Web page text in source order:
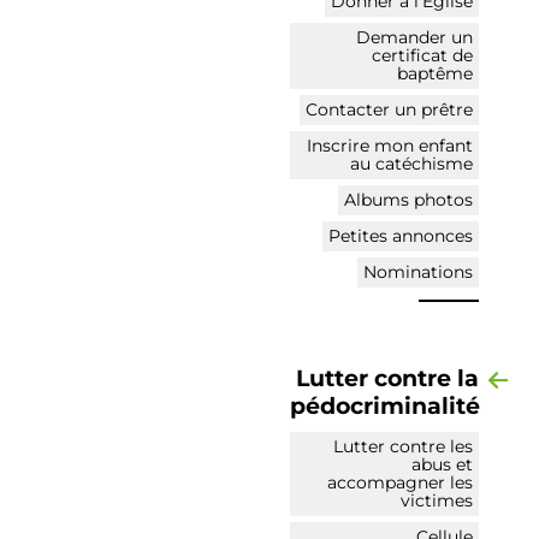
Demander un
certificat de
baptême
Contacter un prêtre
Inscrire mon enfant
au catéchisme
Albums photos
Petites annonces
Nominations
Lutter contre la
pédocriminalité
Lutter contre les
abus et
accompagner les
victimes